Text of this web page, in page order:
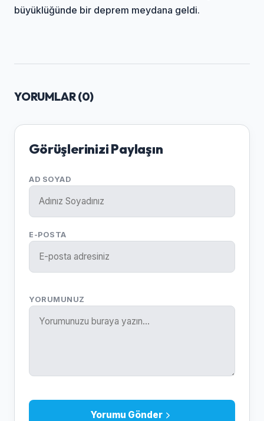
büyüklüğünde bir deprem meydana geldi.
YORUMLAR (0)
Görüşlerinizi Paylaşın
AD SOYAD
E-POSTA
YORUMUNUZ
Yorumu Gönder